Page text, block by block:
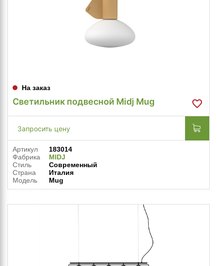
На заказ
Светильник подвесной Midj Mug
Запросить цену
Артикул
183014
Фабрика
MIDJ
Стиль
Современный
Страна
Италия
Модель
Mug